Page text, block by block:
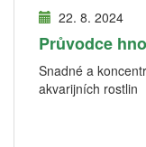
22. 8. 2024
Průvodce
Snadné a
akvarijních rostlin